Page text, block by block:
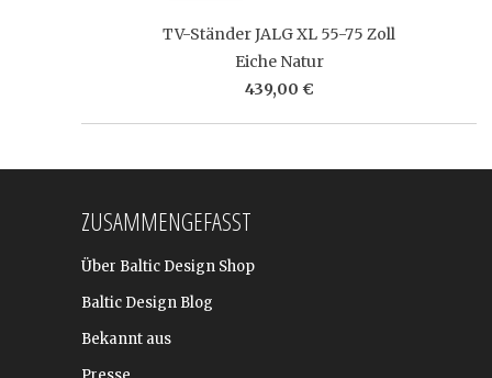
TV-Ständer JALG XL 55-75 Zoll
Eiche Natur
439,00 €
ZUSAMMENGEFASST
Über Baltic Design Shop
Baltic Design Blog
Bekannt aus